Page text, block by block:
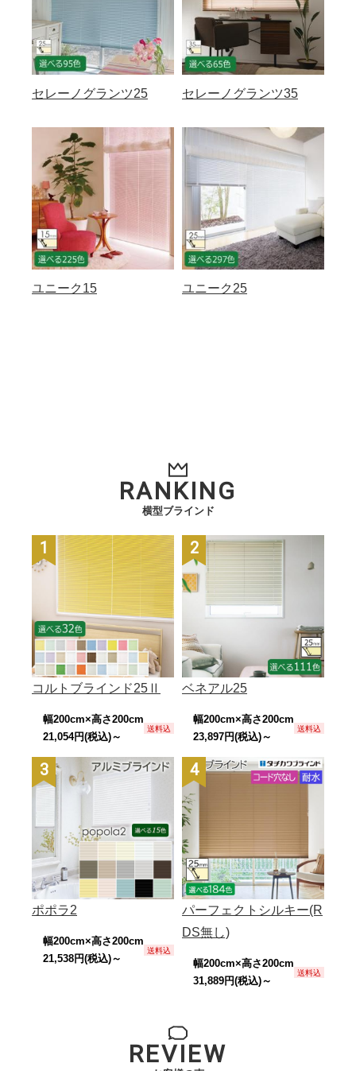
セレーノグランツ25 セレーノグランツ35
ユニーク15 ユニーク25
RANKING
横型ブラインド
1
位
コルトブラインド25Ⅱ
幅200cm×高さ200cm
21,054円(税込)～
送料込
2
位
ベネアル25
幅200cm×高さ200cm
23,897円(税込)～
送料込
3
位
ポポラ2
幅200cm×高さ200cm
21,538円(税込)～
送料込
4
位
パーフェクトシルキー(R
DS無し)
幅200cm×高さ200cm
31,889円(税込)～
送料込
REVIEW